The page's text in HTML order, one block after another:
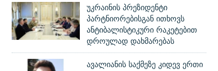
უკრაინის პრეზიდენტი
პარტნიორებისგან ითხოვს
ანტიბალისტიკური რაკეტებით
დროულად დახმარებას
ავალიანის საქმეზე კიდევ ერთი